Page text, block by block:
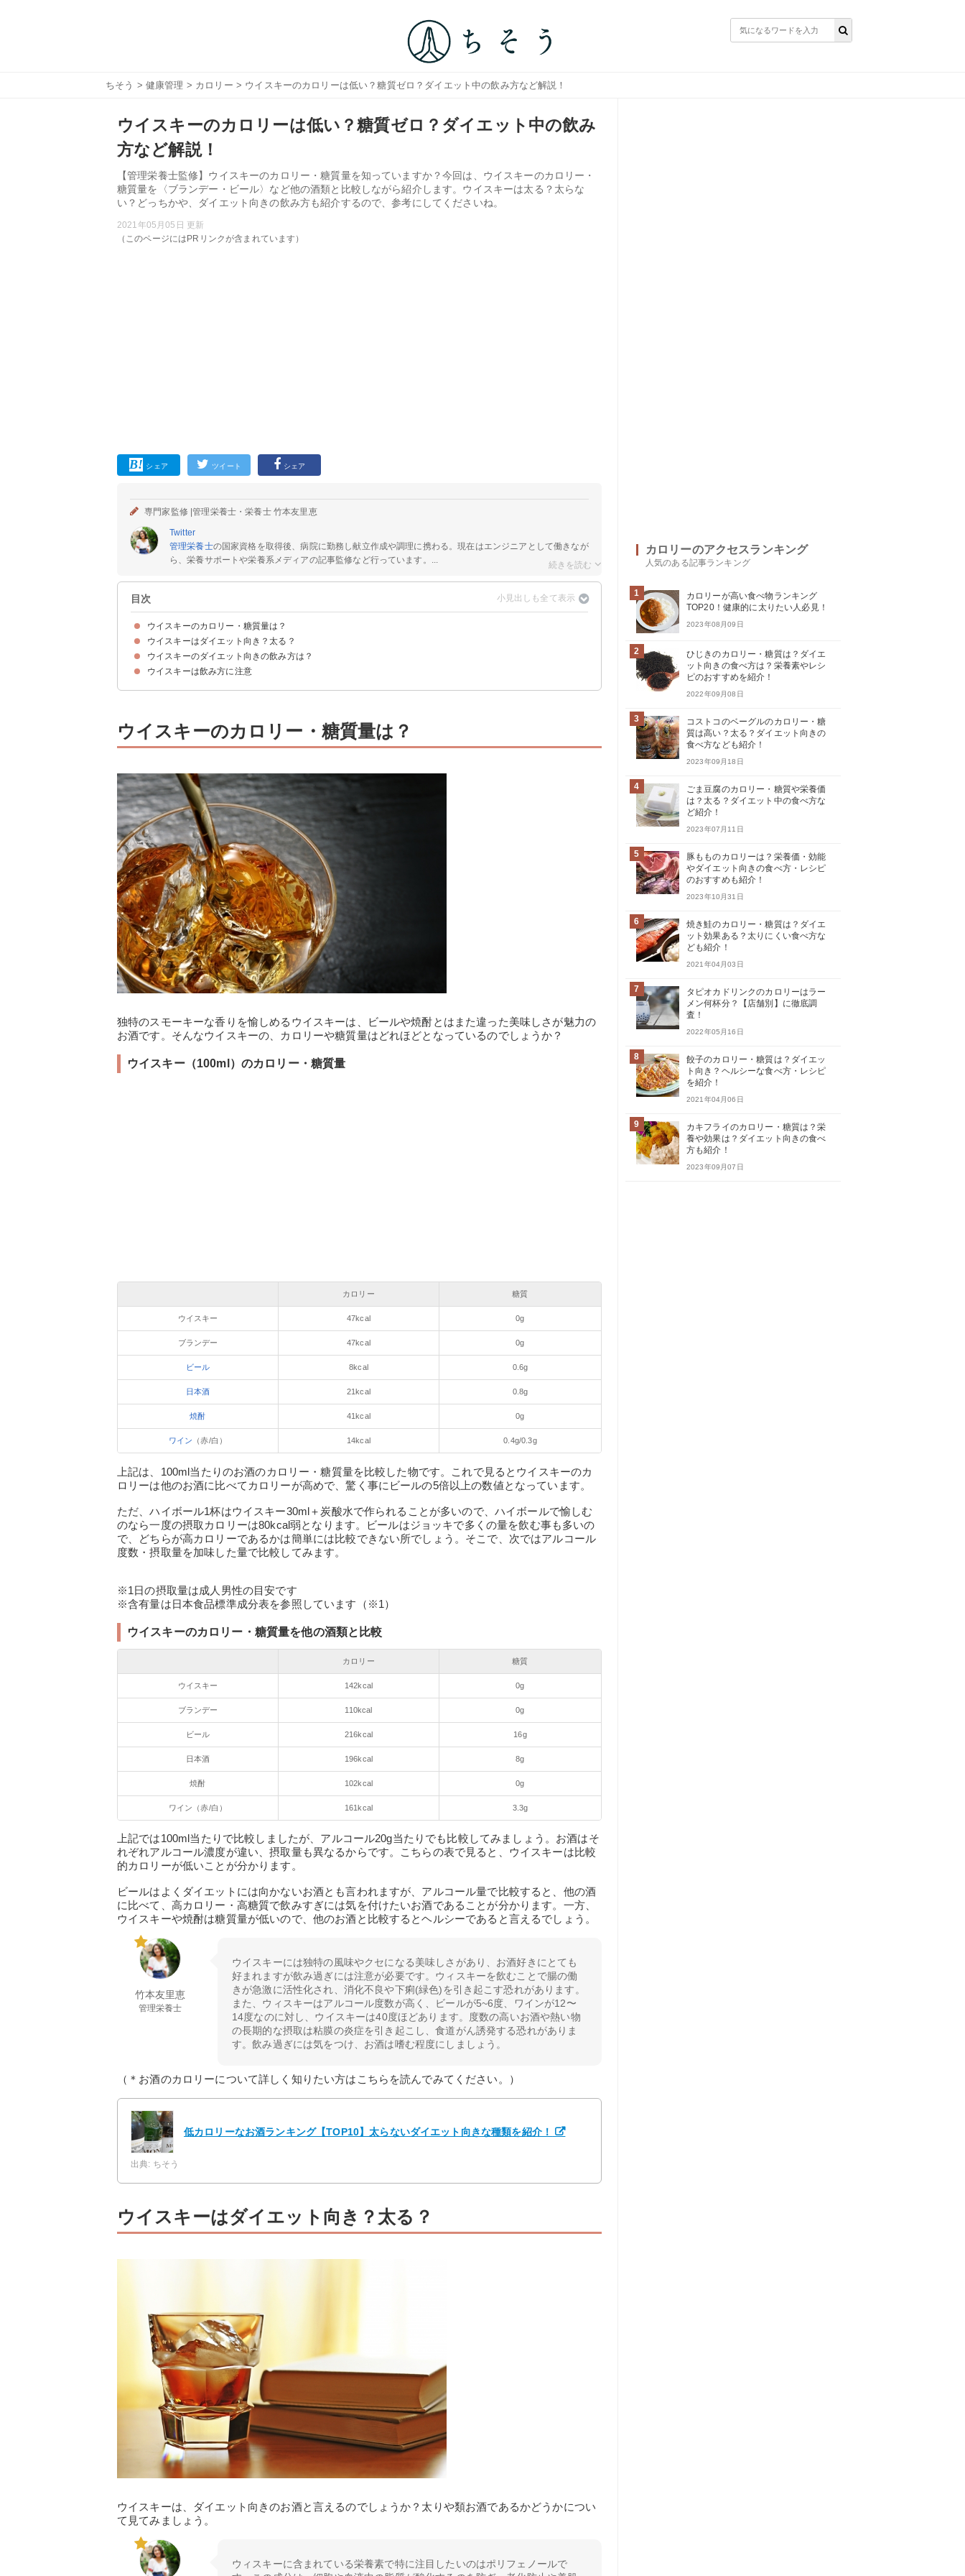
ちそう > 健康管理 > カロリー > ウイスキーのカロリーは低い？糖質ゼロ？ダイエット中の飲み方など解説！
ウイスキーのカロリーは低い？糖質ゼロ？ダイエット中の飲み
方など解説！
【管理栄養士監修】ウイスキーのカロリー・糖質量を知っていますか？今回は、ウイスキーのカロリー・
糖質量を〈ブランデー・ビール〉など他の酒類と比較しながら紹介します。ウイスキーは太る？太らな
い？どっちかや、ダイエット向きの飲み方も紹介するので、参考にしてくださいね。
2021年05月05日 更新
（このページにはPRリンクが含まれています）
シェア ツイート シェア
専門家監修 |管理栄養士・栄養士 竹本友里恵
Twitter
管理栄養士の国家資格を取得後、病院に勤務し献立作成や調理に携わる。現在はエンジニアとして働きなが
ら、栄養サポートや栄養系メディアの記事監修など行っています。...
目次
ウイスキーのカロリー・糖質量は？
ウイスキー（100ml）のカロリー・糖質量
ウイスキーのカロリー・糖質量を他の酒類と比較
ウイスキーはダイエット向き？太る？
①蒸留酒であるため糖質ゼロ
②エンプティーカロリーである
③エラグ酸によるレジスチン分泌の抑制効果
飲み過ぎると中性脂肪がたまり太る
ウイスキーのダイエット向きの飲み方は？
①ハイボールにしてウイスキーの量を抑える
②ヘルシーなおつまみを食べる
ウイスキーは飲み方に注意
ウイスキーのカロリー・糖質量は？
独特のスモーキーな香りを愉しめるウイスキーは、ビールや焼酎とはまた違った美味しさが魅力の
お酒です。そんなウイスキーの、カロリーや糖質量はどれほどとなっているのでしょうか？
ウイスキー（100ml）のカロリー・糖質量
カロリー 糖質
ウイスキー 47kcal 0g
ブランデー 47kcal 0g
ビール 8kcal 0.6g
日本酒 21kcal 0.8g
焼酎 41kcal 0g
ワイン （赤/白） 14kcal 0.4g/0.3g
上記は、100ml当たりのお酒のカロリー・糖質量を比較した物です。これで見るとウイスキーのカ
ロリーは他のお酒に比べてカロリーが高めで、驚く事にビールの5倍以上の数値となっています。
ただ、ハイボール1杯はウイスキー30ml＋炭酸水で作られることが多いので、ハイボールで愉しむ
のなら一度の摂取カロリーは80kcal弱となります。ビールはジョッキで多くの量を飲む事も多いの
で、どちらが高カロリーであるかは簡単には比較できない所でしょう。そこで、次ではアルコール
度数・摂取量を加味した量で比較してみます。
※1日の摂取量は成人男性の目安です
※含有量は日本食品標準成分表を参照しています（※1）
ウイスキーのカロリー・糖質量を他の酒類と比較
カロリー 糖質
ウイスキー 142kcal 0g
ブランデー 110kcal 0g
ビール 216kcal 16g
日本酒 196kcal 8g
焼酎 102kcal 0g
ワイン（赤/白） 161kcal 3.3g
上記では100ml当たりで比較しましたが、アルコール20g当たりでも比較してみましょう。お酒はそ
れぞれアルコール濃度が違い、摂取量も異なるからです。こちらの表で見ると、ウイスキーは比較
的カロリーが低いことが分かります。
ビールはよくダイエットには向かないお酒とも言われますが、アルコール量で比較すると、他の酒
に比べて、高カロリー・高糖質で飲みすぎには気を付けたいお酒であることが分かります。一方、
ウイスキーや焼酎は糖質量が低いので、他のお酒と比較するとヘルシーであると言えるでしょう。
竹本友里恵
管理栄養士
ウイスキーには独特の風味やクセになる美味しさがあり、お酒好きにとても
好まれますが飲み過ぎには注意が必要です。ウィスキーを飲むことで腸の働
きが急激に活性化され、消化不良や下痢(緑色)を引き起こす恐れがあります。
また、ウィスキーはアルコール度数が高く、ビールが5~6度、ワインが12〜
14度なのに対し、ウイスキーは40度ほどあります。度数の高いお酒や熱い物
の長期的な摂取は粘膜の炎症を引き起こし、食道がん誘発する恐れがありま
す。飲み過ぎには気をつけ、お酒は嗜む程度にしましょう。
（＊お酒のカロリーについて詳しく知りたい方はこちらを読んでみてください。）
低カロリーなお酒ランキング【TOP10】太らないダイエット向きな種類を紹介！
出典: ちそう
ウイスキーはダイエット向き？太る？
ウイスキーは、ダイエット向きのお酒と言えるのでしょうか？太りや類お酒であるかどうかについ
て見てみましょう。
ウィスキーに含まれている栄養素で特に注目したいのはポリフェノールで
カロリーのアクセスランキング
人気のある記事ランキング
1
カロリーが高い食べ物ランキング
TOP20！健康的に太りたい人必見！
2023年08月09日
2
ひじきのカロリー・糖質は？ダイエ
ット向きの食べ方は？栄養素やレシ
ピのおすすめを紹介！
2022年09月08日
3
コストコのベーグルのカロリー・糖
質は高い？太る？ダイエット向きの
食べ方なども紹介！
2023年09月18日
4
ごま豆腐のカロリー・糖質や栄養価
は？太る？ダイエット中の食べ方な
ど紹介！
2023年07月11日
5
豚もものカロリーは？栄養価・効能
やダイエット向きの食べ方・レシピ
のおすすめも紹介！
2023年10月31日
6
焼き鮭のカロリー・糖質は？ダイエ
ット効果ある？太りにくい食べ方な
ども紹介！
2021年04月03日
7
タピオカドリンクのカロリーはラー
メン何杯分？【店舗別】に徹底調
査！
2022年05月16日
8
餃子のカロリー・糖質は？ダイエッ
ト向き？ヘルシーな食べ方・レシピ
を紹介！
2021年04月06日
9
カキフライのカロリー・糖質は？栄
養や効果は？ダイエット向きの食べ
方も紹介！
2023年09月07日